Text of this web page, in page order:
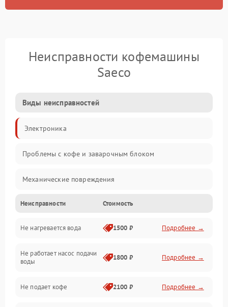
Неисправности кофемашины
Saeco
Виды неисправностей
Электроника
Проблемы с кофе и заварочным блоком
Механические повреждения
Прочие неисправности
Включение и работа
Проблемы с водой
Неисправности Стоимость
Не нагревается вода 1500 ₽ Подробнее →
Не работает насос подачи
воды
1800 ₽ Подробнее →
Не подает кофе 2100 ₽ Подробнее →